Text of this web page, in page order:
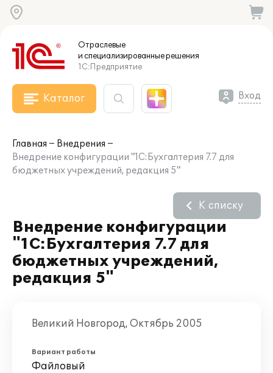
Отраслевые
и специализированныерешения
1С:Предприятие
Каталог Вход
Главная
Внедрения
Внедрение конфигурации "1С:Бухгалтерия 7.7 для
бюджетных учреждений, редакция 5"
Внедрение конфигурации
"1С:Бухгалтерия 7.7 для
бюджетных учреждений,
редакция 5"
К списку
Великий Новгород, Октябрь 2005
Вариант работы
Файловый